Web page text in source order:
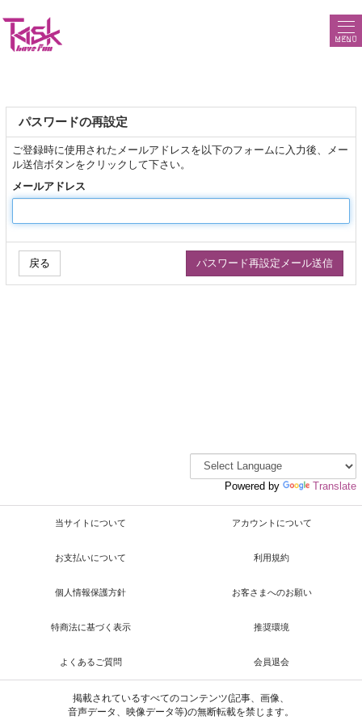
MENU
パスワードの再設定
ご登録時に使用されたメールアドレスを以下のフォームに入力後、メー
ル送信ボタンをクリックして下さい。
メールアドレス
戻る
Powered by Translate
当サイトについて アカウントについて
お支払いについて 利用規約
個人情報保護方針 お客さまへのお願い
特商法に基づく表示 推奨環境
よくあるご質問 会員退会
掲載されているすべてのコンテンツ(記事、画像、
音声データ、映像データ等)の無断転載を禁じます。